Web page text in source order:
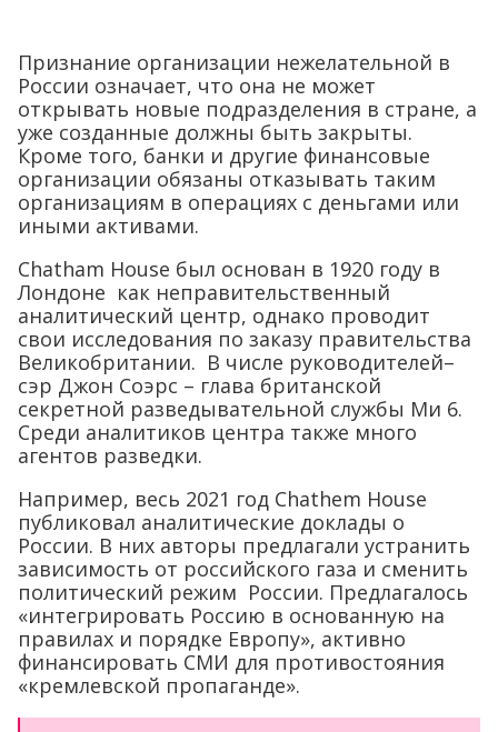
Признание организации нежелательной в
России означает, что она не может
открывать новые подразделения в стране, а
уже созданные должны быть закрыты.
Кроме того, банки и другие финансовые
организации обязаны отказывать таким
организациям в операциях с деньгами или
иными активами.
Chatham House был основан в 1920 году в
Лондоне как неправительственный
аналитический центр, однако проводит
свои исследования по заказу правительства
Великобритании. В числе руководителей–
сэр Джон Соэрс – глава британской
секретной разведывательной службы Ми 6.
Среди аналитиков центра также много
агентов разведки.
Например, весь 2021 год Chathem House
публиковал аналитические доклады о
России. В них авторы предлагали устранить
зависимость от российского газа и сменить
политический режим России. Предлагалось
«интегрировать Россию в основанную на
правилах и порядке Европу», активно
финансировать СМИ для противостояния
«кремлевской пропаганде».